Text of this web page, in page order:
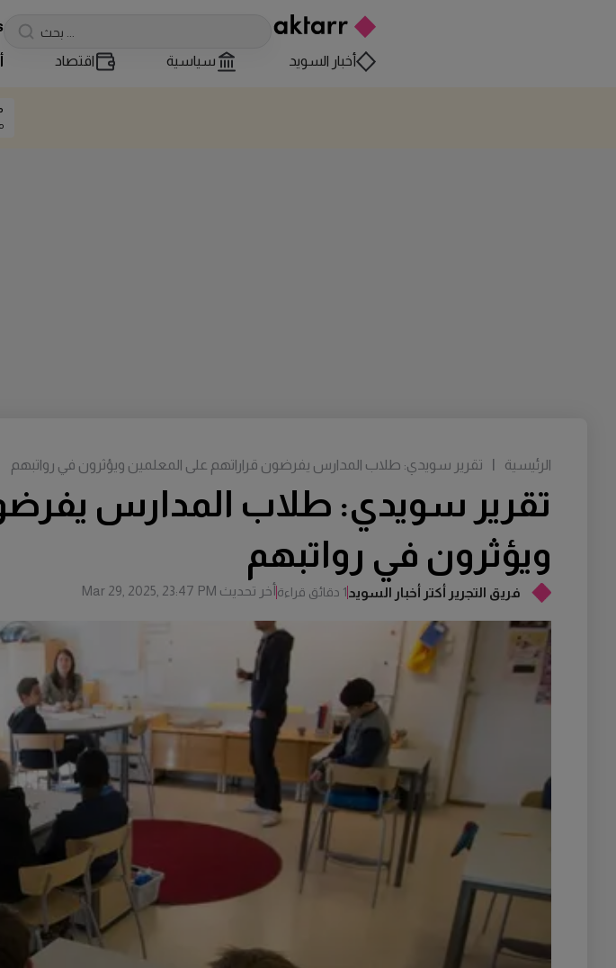
أخبار السويد سياسية اقتصاد
فريق التجرير أكتر أخبار السويد1 دقائق قراءة أخر تحديث Mar 29, 2025, 23:47 PM
تقرير سويدي: طلاب المدارس
ويؤثرون في رواتبهم
الرئيسية تقرير سويدي: طلاب المدارس يفرضون قراراتهم على المعلمين ويؤثرون في رواتبهم